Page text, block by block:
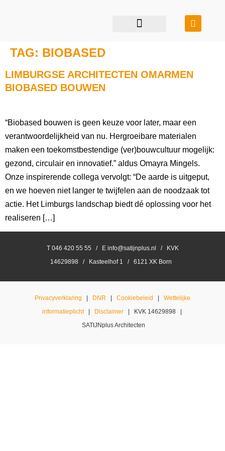
TAG: BIOBASED
LIMBURGSE ARCHITECTEN OMARMEN
BIOBASED BOUWEN
“Biobased bouwen is geen keuze voor later, maar een
verantwoordelijkheid van nu. Hergroeibare materialen
maken een toekomstbestendige (ver)bouwcultuur mogelijk:
gezond, circulair en innovatief.” aldus Omayra Mingels.
Onze inspirerende collega vervolgt: “De aarde is uitgeput,
en we hoeven niet langer te twijfelen aan de noodzaak tot
actie. Het Limburgs landschap biedt dé oplossing voor het
realiseren […]
T 046 420 55 55 / E info@satijnplus.nl / KVK
14629898 / Kasteelhof 1 / 6121 XK Born
Privacyverklaring | DNR | Cookiebeleid | Wettelijke
informatieplicht| Disclaimer| KVK 14629898 |
SATIJNplus Architecten